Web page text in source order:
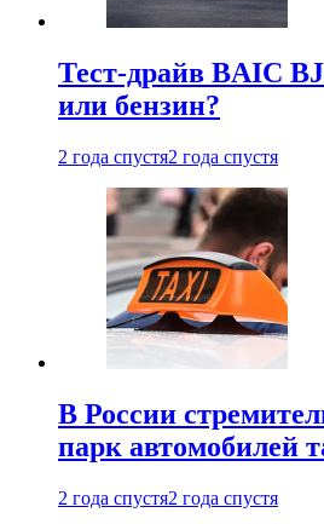
Тест-драйв BAIC
или бензин?
2 года спустя2 года спустя
В России
парк автомобилей
2 года спустя2 года спустя